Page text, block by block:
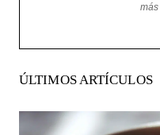
ÚLTIMOS ARTÍCULOS